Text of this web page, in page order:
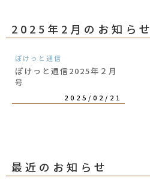
2025年2月のお知らせ
ぽけっと通信
ぽけっと通信2025年２月
号
2025/02/21
最近のお知らせ